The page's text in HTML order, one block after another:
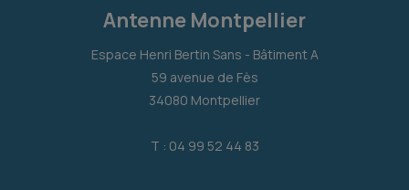
Antenne Montpellier
Espace Henri Bertin Sans - Bâtiment A
59 avenue de Fès
34080 Montpellier
T : 04 99 52 44 83